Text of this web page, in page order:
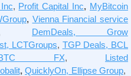
, Profit Capital Inc, MyBitcoin
, Vienna Financial service
DemDeals, Grow
LCTGroups, TGP Deals, BCL
BTC FX, Listed
, QuicklyOn, Ellipse Group,